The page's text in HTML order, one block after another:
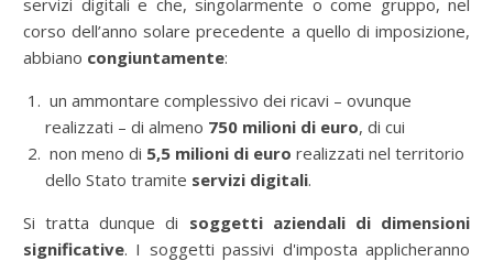
servizi digitali e che, singolarmente o come gruppo, nel
corso dell’anno solare precedente a quello di imposizione,
abbiano congiuntamente:
un ammontare complessivo dei ricavi – ovunque
realizzati – di almeno 750 milioni di euro, di cui
non meno di 5,5 milioni di euro realizzati nel territorio
dello Stato tramite servizi digitali.
Si tratta dunque di soggetti aziendali di dimensioni
significative. I soggetti passivi d'imposta applicheranno